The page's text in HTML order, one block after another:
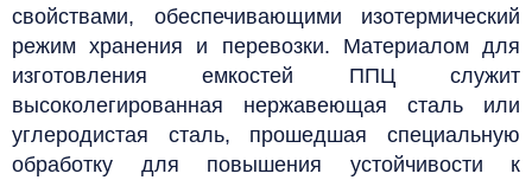
свойствами, обеспечивающими изотермический
режим хранения и перевозки. Материалом для
изготовления емкостей ППЦ служит
высоколегированная нержавеющая сталь или
углеродистая сталь, прошедшая специальную
обработку для повышения устойчивости к